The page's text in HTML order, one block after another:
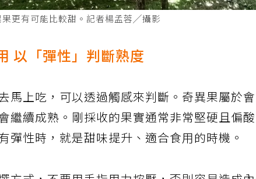
果更有可能比較甜。記者楊孟蓉╱攝影
以「彈性」判斷熟度
馬上吃，可以透過觸感來判斷。奇異果屬於
繼續成熟。剛採收的果實通常非常堅硬且偏
彈性時，就是甜味提升、適合食用的時機。